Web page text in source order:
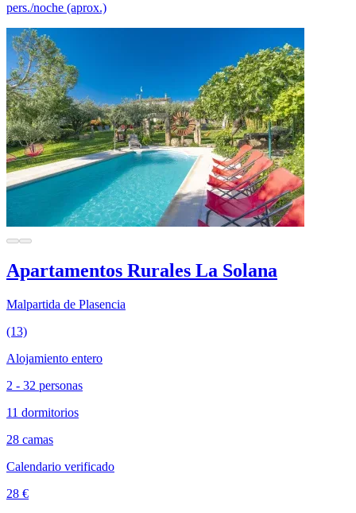
pers./noche (aprox.)
Apartamentos Rurales La Solana
Malpartida de Plasencia
(13)
Alojamiento entero
2 - 32 personas
11 dormitorios
28 camas
Calendario verificado
28 €